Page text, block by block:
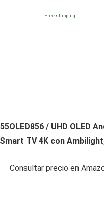
Free shipping
/ UHD OLED
TV 4K con
Consultar precio en